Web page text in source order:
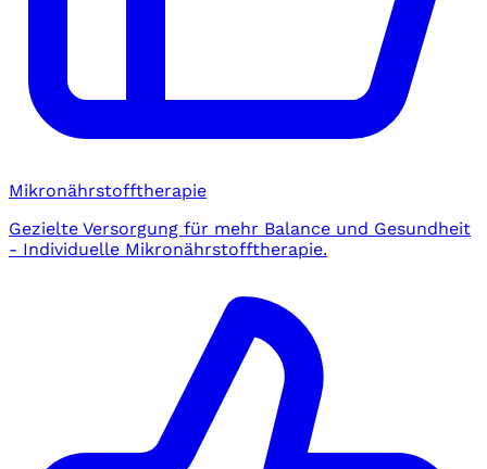
Mikronährstofftherapie
Gezielte Versorgung für mehr Balance und Gesundheit
- Individuelle Mikronährstofftherapie.